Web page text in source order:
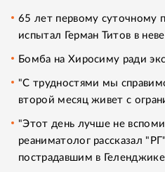
65 лет первому суточному
испытал Герман Титов в
Бомба на Хиросиму ради
"С трудностями мы
второй месяц живет с
"Этот день лучше не
реаниматолог рассказал
пострадавшим в Геленджике